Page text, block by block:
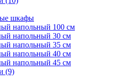
шкафы
напольный 100 см
напольный 30 см
напольный 35 см
напольный 40 см
напольный 45 см
(9)